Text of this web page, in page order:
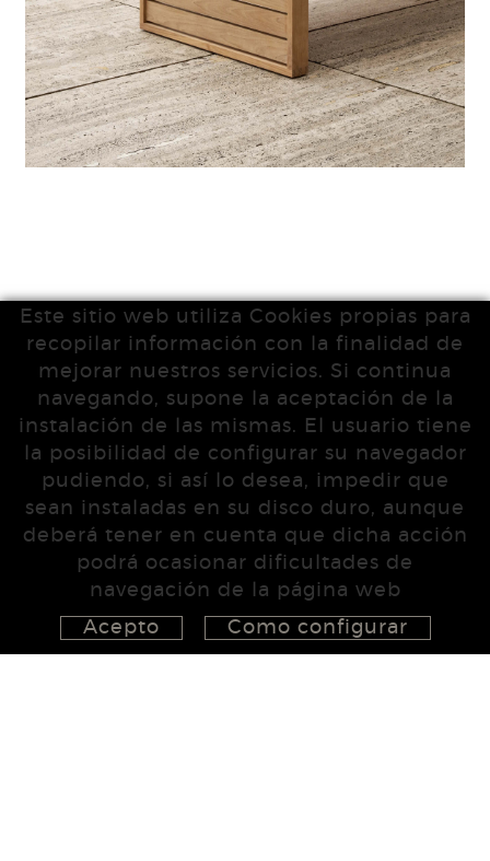
Este sitio web utiliza Cookies propias para
recopilar información con la finalidad de
mejorar nuestros servicios. Si continua
navegando, supone la aceptación de la
instalación de las mismas. El usuario tiene
la posibilidad de configurar su navegador
pudiendo, si así lo desea, impedir que
sean instaladas en su disco duro, aunque
deberá tener en cuenta que dicha acción
podrá ocasionar dificultades de
navegación de la página web
Acepto
Como configurar